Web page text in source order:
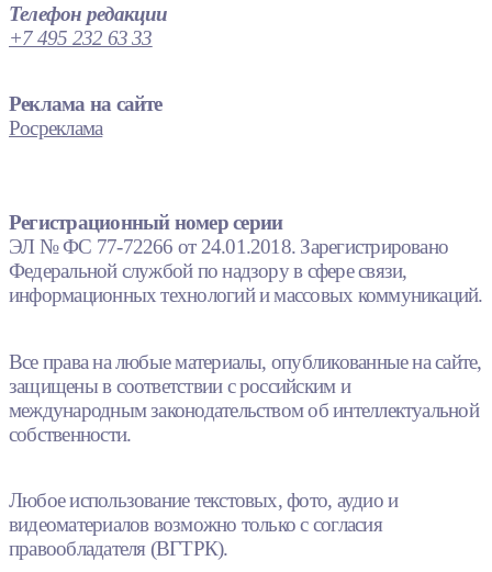
Телефон редакции
+7 495 232 63 33
Реклама на сайте
Росреклама
Регистрационный номер серии
ЭЛ № ФС 77-72266 от 24.01.2018. Зарегистрировано
Федеральной службой по надзору в сфере связи,
информационных технологий и массовых коммуникаций.
Все права на любые материалы, опубликованные на сайте,
защищены в соответствии с российским и
международным законодательством об интеллектуальной
собственности.
Любое использование текстовых, фото, аудио и
видеоматериалов возможно только с согласия
правообладателя (ВГТРК).